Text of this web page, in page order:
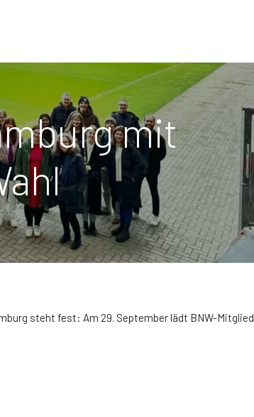
mit
steht fest: Am 29. September lädt BNW-Mitglied